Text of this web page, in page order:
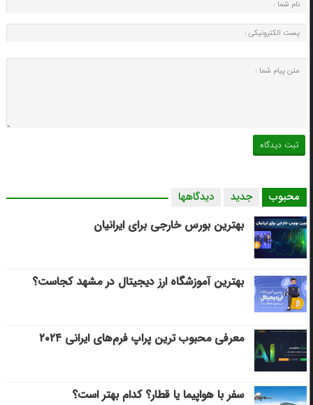
محبوب جدید دیدگاهها
بهترین بورس خارجی برای ایرانیان
بهترین آموزشگاه ارز دیجیتال در مشهد کجاست؟
معرفی محبوب ترین پراپ فرم‌های ایرانی ۲۰۲۴
سفر با هواپیما یا قطار؟ کدام بهتر است؟